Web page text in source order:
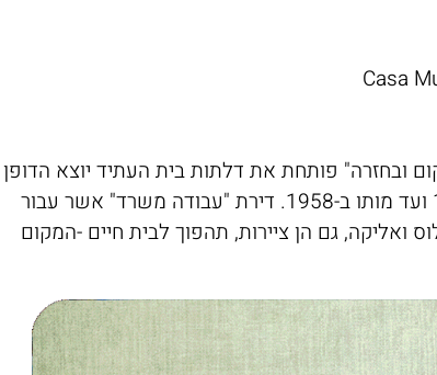
Casa
ובחזרה" פותחת את דלתות בית העתיד יוצא הדופן
בו חי ופעל המעצב האיטלקי ג'קומו באלה מ-1929 ועד מותו ב-1958. דירת "עבודה משרד" אשר עבור
ואליקה, גם הן ציירות, תהפוך לבית חיים -המקום